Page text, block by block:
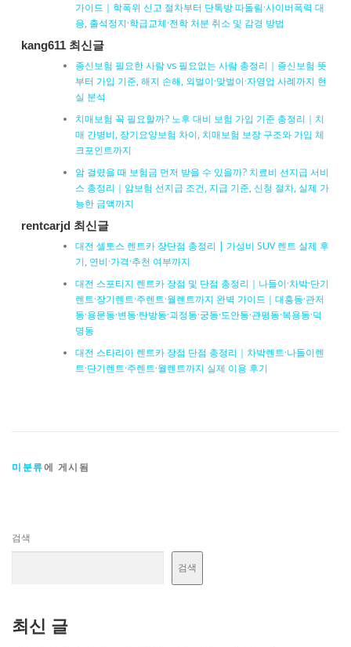
가이드｜학폭위 신고 절차부터 단톡방 따돌림·사이버폭력 대
응, 출석정지·학급교체·전학 처분 취소 및 감경 방법
kang611 최신글
종신보험 필요한 사람 vs 필요없는 사람 총정리｜종신보험 뜻
부터 가입 기준, 해지 손해, 외벌이·맞벌이·자영업 사례까지 현
실 분석
치매보험 꼭 필요할까? 노후 대비 보험 가입 기준 총정리｜치
매 간병비, 장기요양보험 차이, 치매보험 보장 구조와 가입 체
크포인트까지
암 걸렸을 때 보험금 먼저 받을 수 있을까? 치료비 선지급 서비
스 총정리｜암보험 선지급 조건, 지급 기준, 신청 절차, 실제 가
능한 금액까지
rentcarjd 최신글
대전 셀토스 렌트카 장단점 총정리 | 가성비 SUV 렌트 실제 후
기, 연비·가격·추천 여부까지
대전 스포티지 렌트카 장점 및 단점 총정리｜나들이·차박·단기
렌트·장기렌트·주렌트·월렌트까지 완벽 가이드｜대흥동·관저
동·용문동·변동·탄방동·괴정동·궁동·도안동·관평동·복용동·덕
명동
대전 스타리아 렌트카 장점 단점 총정리｜차박렌트·나들이렌
트·단기렌트·주렌트·월렌트까지 실제 이용 후기
미분류에 게시됨
검색
검색
최신 글